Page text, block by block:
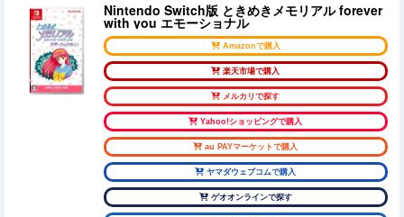
Nintendo Switch版 ときめきメモリアル forever
with you エモーショナル
Amazonで購入
楽天市場で購入
メルカリで探す
Yahoo!ショッピングで購入
au PAYマーケットで購入
ヤマダウェブコムで購入
ゲオオンラインで探す